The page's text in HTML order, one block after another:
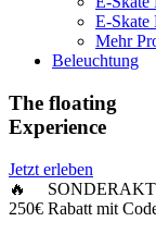
E-Skate
Mehr
Beleuchtung
The floating
Experience
Jetzt erleben
🔥
250€ Rabatt mit